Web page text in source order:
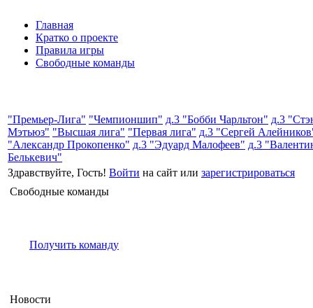
Главная
Кратко о проекте
Правила игры
Свободные команды
"Премьер-Лига" "Чемпионшип" д.3 "Бобби Чарльтон" д.3
Мэтьюз" "Высшая лига" "Первая лига" д.3 "Сергей
"Александр Прокопенко" д.3 "Эдуард Малофеев" д.3
Белькевич"
Здравствуйте, Гость! Войти на сайт или зарегистрироваться
Свободные команды
Получить команду
Новости